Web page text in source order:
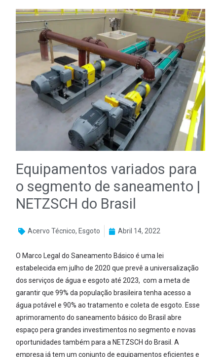
Equipamentos variados para
o segmento de saneamento |
NETZSCH do Brasil
Acervo Técnico, Esgoto Abril 14, 2022
O Marco Legal do Saneamento Básico é uma lei
estabelecida em julho de 2020 que prevê a universalização
dos serviços de água e esgoto até 2023, com a meta de
garantir que 99% da população brasileira tenha acesso a
água potável e 90% ao tratamento e coleta de esgoto. Esse
aprimoramento do saneamento básico do Brasil abre
espaço pera grandes investimentos no segmento e novas
oportunidades também para a NETZSCH do Brasil. A
empresa já tem um conjunto de equipamentos eficientes e